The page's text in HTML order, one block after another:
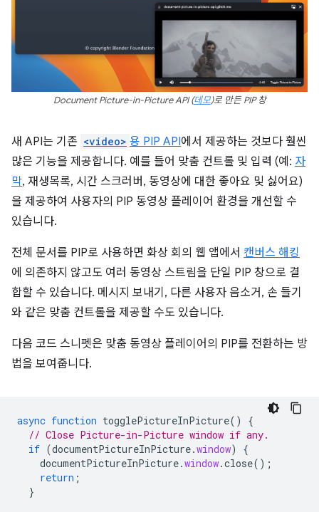
Document Picture-in-Picture API (데모)로 만든 PIP 창
새 API는 기존 <video> 용 PIP API에서 제공하는 것보다 훨씬
많은 기능을 제공합니다. 예를 들어 맞춤 컨트롤 및 입력 (예: 자
막, 재생목록, 시간 스크러버, 동영상에 대한 좋아요 및 싫어요)
을 제공하여 사용자의 PIP 동영상 플레이어 환경을 개선할 수
있습니다.
전체 문서를 PIP로 사용하면 화상 회의 웹 앱에서 캔버스 해킹
에 의존하지 않고도 여러 동영상 스트림을 단일 PIP 창으로 결
합할 수 있습니다. 메시지 보내기, 다른 사용자 음소거, 손 들기
와 같은 맞춤 컨트롤을 제공할 수도 있습니다.
다음 코드 스니펫은 맞춤 동영상 플레이어의 PIP를 전환하는 방
법을 보여줍니다.
async function togglePictureInPicture()
{
// Close Picture-in-Picture window if any.
if (documentPictureInPicture.window)
{
documentPictureInPicture.window.close();
return ;
}